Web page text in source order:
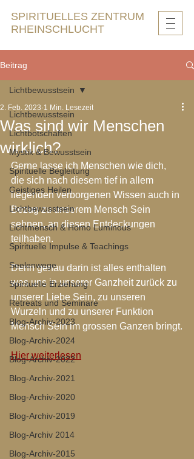
SPIRITUELLES ZENTRUM
RHEINSCHLUCHT
Beitrag
Lichtbewusstsein
Lichtbotschaften
Mystik & Bewusstsein
Spirituelle Begleitung
Geistiges Heilen
Lichtbewusstsein
Lichtmensch & Homo Luminous
Spirituelle Impulse & Teachings
Seelenwege
Spirituelle Erziehung
Retreats und Seminare
Blog-Archiv-2023
Blog-Archiv-2024
Blog-Archiv-2022
Blog-Archiv-2021
Blog-Archiv-2020
Blog-Archiv-2019
Blog-Archiv 2014
Blog-Archiv-2015
Lichtbewusstsein
Was sind wir Menschen
wirklich?
2. Feb. 2023 1 Min. Lesezeit
Gerne lasse ich Menschen wie dich,
die sich nach diesem tief in allem
liegenden verborgenen Wissen auch in
Bezug zu unserem Mensch Sein
sehnen, an diesen Entdeckungen
teilhaben.
Denn genau darin ist alles enthalten
was uns in unserer Ganzheit zurück zu
unserer Liebe Sein, zu unseren
Wurzeln und zu unserer Funktion
Mensch Sein im grossen Ganzen bringt.
Hier weiterlesen